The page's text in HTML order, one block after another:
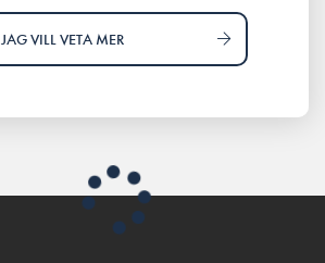
JAG VILL VETA MER